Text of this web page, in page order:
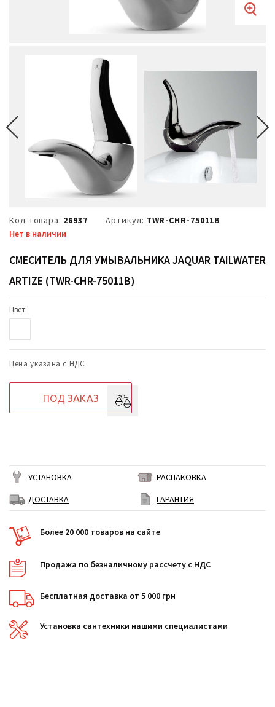
Код товара: 26937 Артикул: TWR-CHR-75011B
Нет в наличии
СМЕСИТЕЛЬ ДЛЯ УМЫВАЛЬНИКА JAQUAR TAILWATER
ARTIZE (TWR-CHR-75011B)
Цвет:
Цена указана с НДС
ПОД ЗАКАЗ
УСТАНОВКА
РАСПАКОВКА
ДОСТАВКА
ГАРАНТИЯ
Более 20 000 товаров на сайте
Продажа по безналичному рассчету с НДС
Бесплатная доставка от 5 000 грн
Установка сантехники нашими специалистами